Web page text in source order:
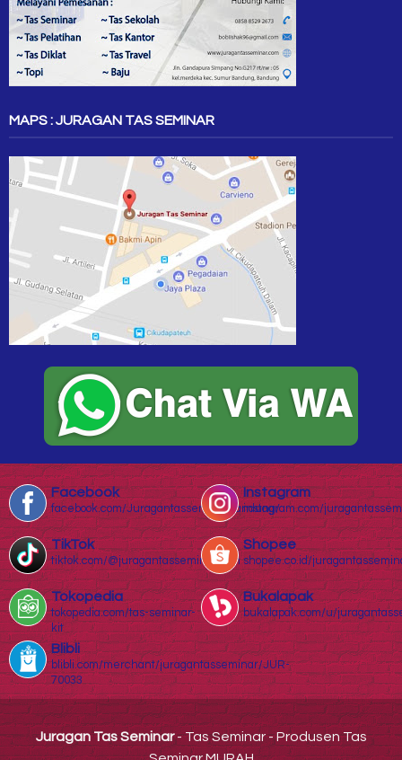
MAPS : JURAGAN TAS SEMINAR
Facebook
facebook.com/Juragantasseminarbandung/
Instagram
instagram.com/
TikTok
tiktok.com/@juragantasseminar.com
Shopee
shopee.co.id/
Tokopedia
tokopedia.com/tas-seminar-
kit
Bukalapak
bukalapak.com/u/
Blibli
blibli.com/merchant/juragantasseminar/JUR-
70033
Juragan Tas Seminar- Tas Seminar - Produsen Tas